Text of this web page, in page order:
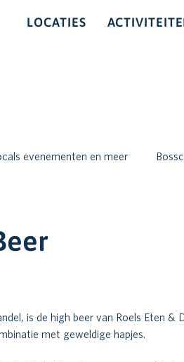
LOCATIES
evenementen en meer
is de high beer van Roels Eten &
met geweldige hapjes.